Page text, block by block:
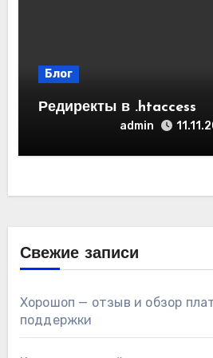
Блог
Редиректы в .htaccess
admin
Свежие записи
Хорошоп — отзыв и обзор
поддержки